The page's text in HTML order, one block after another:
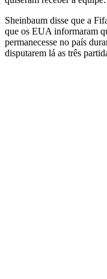
Sheinbaum disse que a
que os EUA informaram
permanecesse no país
disputarem lá as três